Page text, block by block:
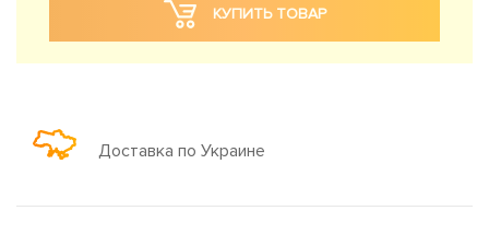
КУПИТЬ ТОВАР
Доставка по Украине